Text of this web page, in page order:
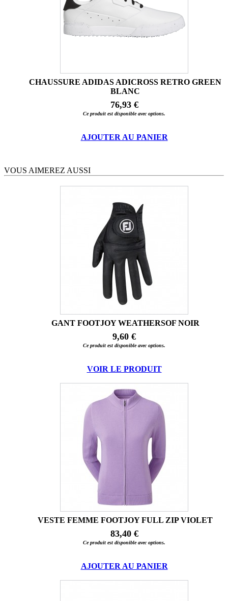
CHAUSSURE ADIDAS ADICROSS RETRO GREEN
BLANC
76,93 €
Ce produit est disponible avec options.
AJOUTER AU PANIER
VOUS AIMEREZ AUSSI
GANT FOOTJOY WEATHERSOF NOIR
9,60 €
Ce produit est disponible avec options.
VOIR LE PRODUIT
VESTE FEMME FOOTJOY FULL ZIP VIOLET
83,40 €
Ce produit est disponible avec options.
AJOUTER AU PANIER